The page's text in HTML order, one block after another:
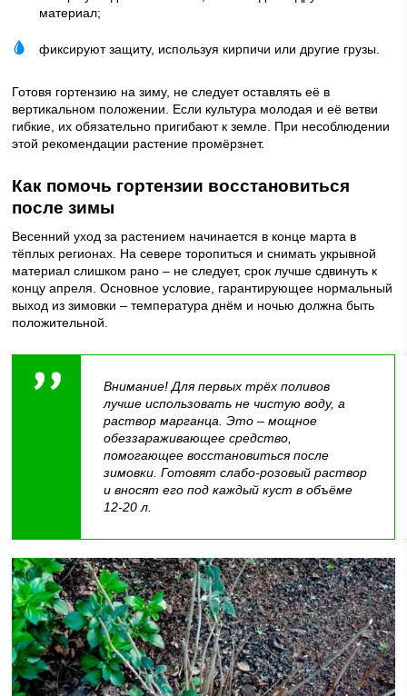
материал;
фиксируют защиту, используя кирпичи или другие грузы.
Готовя гортензию на зиму, не следует оставлять её в
вертикальном положении. Если культура молодая и её ветви
гибкие, их обязательно пригибают к земле. При несоблюдении
этой рекомендации растение промёрзнет.
Как помочь гортензии восстановиться
после зимы
Весенний уход за растением начинается в конце марта в
тёплых регионах. На севере торопиться и снимать укрывной
материал слишком рано – не следует, срок лучше сдвинуть к
концу апреля. Основное условие, гарантирующее нормальный
выход из зимовки – температура днём и ночью должна быть
положительной.
Внимание! Для первых трёх поливов
лучше использовать не чистую воду, а
раствор марганца. Это – мощное
обеззараживающее средство,
помогающее восстановиться после
зимовки. Готовят слабо-розовый раствор
и вносят его под каждый куст в объёме
12-20 л.